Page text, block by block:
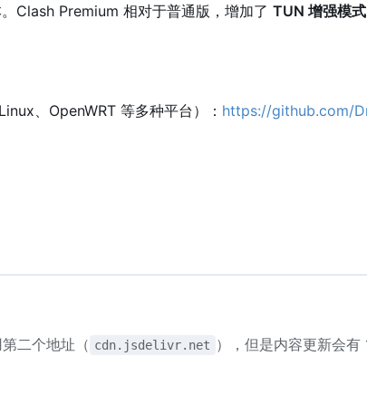
Clash Premium 相对于普通版，增加了 TUN 增强模式
、OpenWRT 等多种平台）： https://github.com/
第二个地址（ cdn.jsdelivr.net ），但是内容更新会